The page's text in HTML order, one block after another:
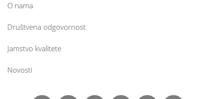
O nama
Društvena odgovornost
Jamstvo kvalitete
Novosti